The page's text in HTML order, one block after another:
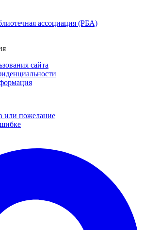
ассоциация (РБА)
сайта
или пожелание